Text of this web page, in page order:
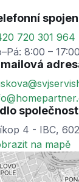
720 301 964
8:00 – 17:00
4 - IBC,
na mapě